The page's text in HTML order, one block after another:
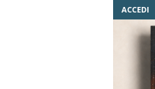
ACCEDI